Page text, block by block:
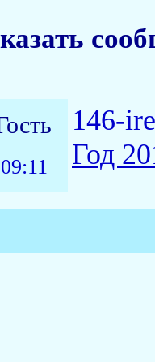
146-
Год